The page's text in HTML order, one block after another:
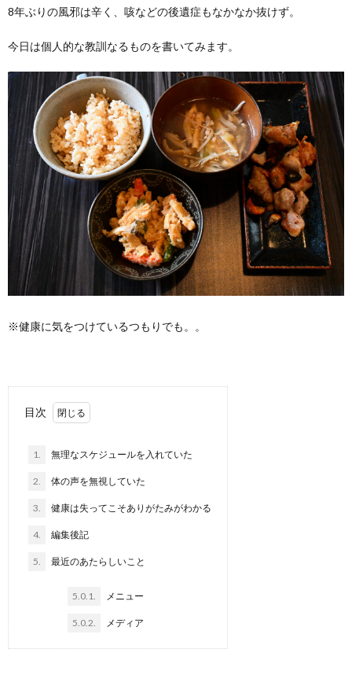
8年ぶりの風邪は辛く、咳などの後遺症もなかなか抜けず。
今日は個人的な教訓なるものを書いてみます。
※健康に気をつけているつもりでも。。
目次
1. 無理なスケジュールを入れていた
2. 体の声を無視していた
3. 健康は失ってこそありがたみがわかる
4. 編集後記
5. 最近のあたらしいこと
5.0.1. メニュー
5.0.2. メディア